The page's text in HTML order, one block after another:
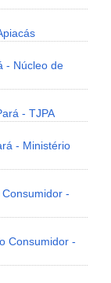
- Núcleo de
- TJPA
- Ministério
-
Consumidor -